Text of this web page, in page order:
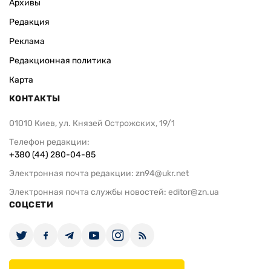
Архивы
Редакция
Реклама
Редакционная политика
Карта
КОНТАКТЫ
01010 Киев, ул. Князей Острожских, 19/1
Телефон редакции:
+380 (44) 280-04-85
Электронная почта редакции: zn94@ukr.net
Электронная почта службы новостей: editor@zn.ua
СОЦСЕТИ